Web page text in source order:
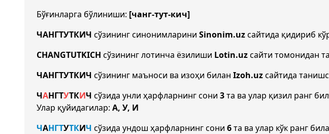
Бўғинларга бўлиниши: [чанг-тут-кич]
ЧАНГТУТКИЧ сўзининг синонимларини Sinonim.uzсайтида қидириб
CHANGTUTKICH сўзининг лотинча ёзилиши Lotin.uzсайти томонидан
ЧАНГТУТКИЧ сўзининг маъноси ва изоҳи билан Izoh.uzсайтида
ЧАНГТУТКИЧ сўзида унли ҳарфларнинг сони 3та ва улар қизил ранг
Улар қуйидагилар: А, У, И
ЧАНГТУТКИЧ сўзида ундош ҳарфларнинг сони 6та ва улар кўк ранг